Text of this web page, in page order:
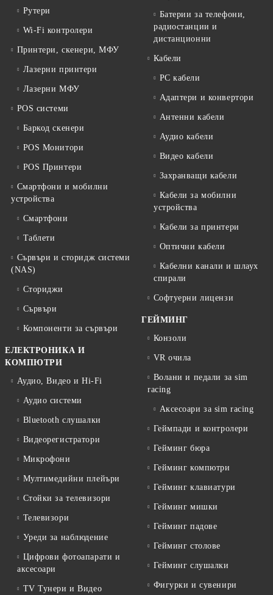
Рутери
Wi-Fi контролери
Принтери, скенери, МФУ
Лазерни принтери
Лазерни МФУ
POS системи
Баркод скенери
POS Монитори
POS Принтери
Смартфони и мобилни
устройства
Смартфони
Таблети
Сървъри и сторидж системи
(NAS)
Сториджи
Сървъри
Компоненти за сървъри
ЕЛЕКТРОНИКА И
КОМПЮТРИ
Аудио, Видео и Hi-Fi
Аудио системи
Bluetooth слушалки
Видеорегистратори
Микрофони
Мултимедийни плейъри
Стойки за телевизори
Телевизори
Уреди за наблюдение
Цифрови фотоапарати и
аксесоари
TV Тунери и Видео
Батерии за телефони,
радиостанции и
дистанционни
Кабели
PC кабели
Адаптери и конвертори
Антенни кабели
Аудио кабели
Видео кабели
Захранващи кабели
Кабели за мобилни
устройства
Кабели за принтери
Оптични кабели
Кабелни канали и шлаух
спирали
Софтуерни лицензи
ГЕЙМИНГ
Конзоли
VR очила
Волани и педали за sim
racing
Аксесоари за sim racing
Геймпади и контролери
Гейминг бюра
Гейминг компютри
Гейминг клавиатури
Гейминг мишки
Гейминг падове
Гейминг столове
Гейминг слушалки
Фигурки и сувенири